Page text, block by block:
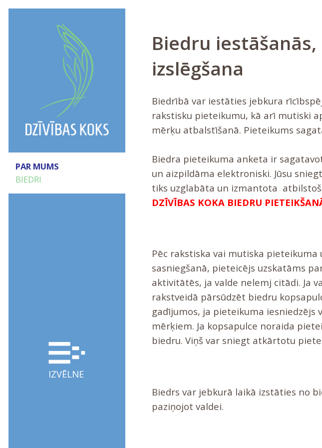
PAR MUMS
BIEDRI
IZVĒLNE
Biedru
izslēgšana
Biedrībā var iestāties jebkura
rakstisku pieteikumu, kā arī mutiski
mērķu atbalstīšanā. Pieteikums
Biedra pieteikuma anketa ir
un aizpildāma elektroniski. Jūsu
tiks uzglabāta un izmantota
DZĪVĪBAS KOKA BIEDRU
Pēc rakstiska vai mutiska
sasniegšanā, pieteicējs uzskatāms
aktivitātēs, ja valde nelemj citādi. Ja
rakstveidā pārsūdzēt biedru
gadījumos, ja pieteikuma
mērķiem. Ja kopsapulce noraida
biedru. Viņš var sniegt atkārtotu
Biedrs var jebkurā laikā izstāties no
paziņojot valdei.